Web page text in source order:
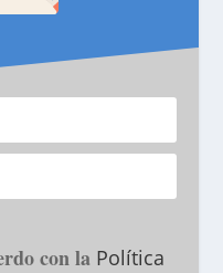
con la Política